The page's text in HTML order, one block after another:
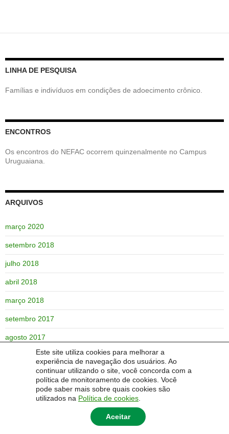
Este site utiliza cookies para melhorar a
experiência de navegação dos usuários. Ao
continuar utilizando o site, você concorda com a
política de monitoramento de cookies. Você
pode saber mais sobre quais cookies são
utilizados na Política de cookies
Aceitar
LINHA DE PESQUISA
Famílias e indivíduos em condições de adoecimento crônico.
ENCONTROS
Os encontros do NEFAC ocorrem quinzenalmente no Campus
Uruguaiana.
ARQUIVOS
março 2020
setembro 2018
julho 2018
abril 2018
março 2018
setembro 2017
agosto 2017
junho 2017
maio 2017
janeiro 2017